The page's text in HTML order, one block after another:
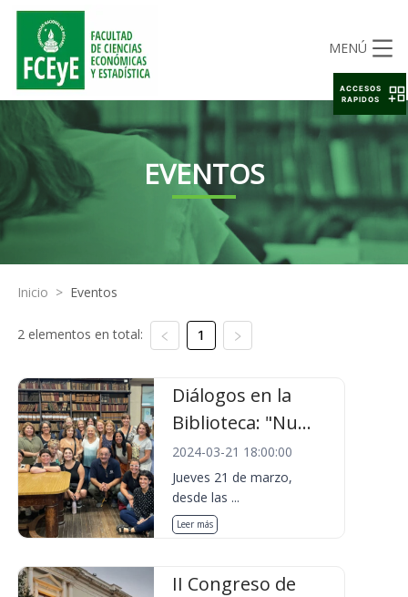
MENÚ
EVENTOS
Inicio > Eventos
2 elementos en total: 1
Diálogos en la
Biblioteca: "Nu...
2024-03-21 18:00:00
Jueves 21 de marzo,
desde las ...
Leer más
II Congreso de
ACCESOS
RAPIDOS